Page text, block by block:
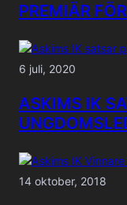
PREMIÄR
6 juli, 2020
ASKIMS IK
14 oktober, 2018